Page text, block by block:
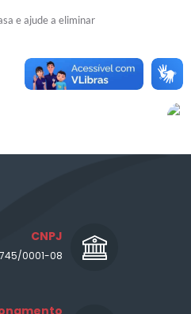
e ajude a eliminar
CNPJ
0001-08